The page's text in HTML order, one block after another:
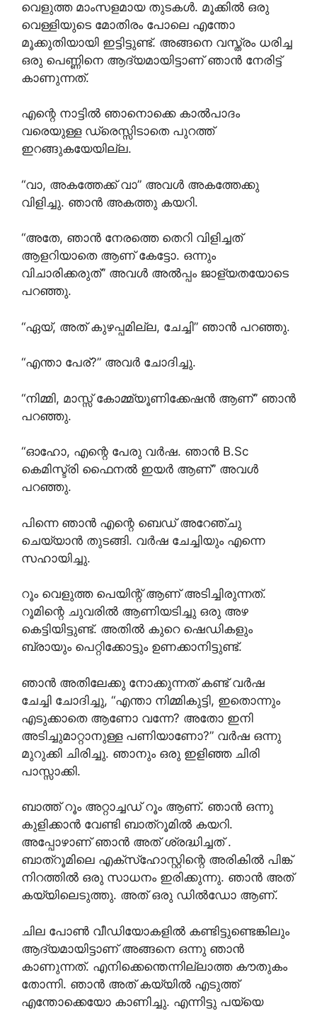
വെളുത്ത മാംസളമായ തുടകൾ. മൂക്കിൽ ഒരു
വെള്ളിയുടെ മോതിരം പോലെ എന്തോ
മൂക്കുതിയായി ഇട്ടിട്ടുണ്ട്. അങ്ങനെ വസ്ത്രം ധരിച്ച
ഒരു പെണ്ണിനെ ആദ്യമായിട്ടാണ് ഞാൻ നേരിട്ട്
കാണുന്നത്.
എന്റെ നാട്ടിൽ ഞാനൊക്കെ കാൽപാദം
വരെയുള്ള ഡ്രെസ്സിടാതെ പുറത്ത്
ഇറങ്ങുകയേയില്ല.
“വാ, അകത്തേക്ക് വാ” അവൾ അകത്തേക്കു
വിളിച്ചു. ഞാൻ അകത്തു കയറി.
“അതേ, ഞാൻ നേരത്തെ തെറി വിളിച്ചത്
ആളറിയാതെ ആണ് കേട്ടോ. ഒന്നും
വിചാരിക്കരുത്” അവൾ അൽപ്പം ജാള്യതയോടെ
പറഞ്ഞു.
“ഏയ്, അത് കുഴപ്പമില്ല, ചേച്ചി” ഞാൻ പറഞ്ഞു.
“എന്താ പേര്?” അവർ ചോദിച്ചു.
“നിമ്മി, മാസ്സ് കോമ്മ്യൂണിക്കേഷൻ ആണ്” ഞാൻ
പറഞ്ഞു.
“ഓഹോ, എന്റെ പേരു വർഷ. ഞാൻ B.Sc
കെമിസ്ട്രി ഫൈനൽ ഇയർ ആണ്” അവൾ
പറഞ്ഞു.
പിന്നെ ഞാൻ എന്റെ ബെഡ് അറേഞ്ചു
ചെയ്യാൻ തുടങ്ങി. വർഷ ചേച്ചിയും എന്നെ
സഹായിച്ചു.
റൂം വെളുത്ത പെയിന്റ് ആണ് അടിച്ചിരുന്നത്.
റൂമിന്റെ ചുവരിൽ ആണിയടിച്ചു ഒരു അഴ
കെട്ടിയിട്ടുണ്ട്. അതിൽ കുറെ ഷെഡികളും
ബ്രായും പെറ്റിക്കോട്ടും ഉണക്കാനിട്ടുണ്ട്.
ഞാൻ അതിലേക്കു നോക്കുന്നത് കണ്ട് വർഷ
ചേച്ചി ചോദിച്ചു, “എന്താ നിമ്മികുട്ടി, ഇതൊന്നും
എടുക്കാതെ ആണോ വന്നേ? അതോ ഇനി
അടിച്ചുമാറ്റാനുള്ള പണിയാണോ?” വർഷ ഒന്നു
മുറുക്കി ചിരിച്ചു. ഞാനും ഒരു ഇളിഞ്ഞ ചിരി
പാസ്സാക്കി.
ബാത്ത് റൂം അറ്റാച്ചഡ് റൂം ആണ്. ഞാൻ ഒന്നു
കുളിക്കാൻ വേണ്ടി ബാത്റൂമിൽ കയറി.
അപ്പോഴാണ് ഞാൻ അത് ശ്രദ്ധിച്ചത് .
ബാത്റൂമിലെ എക്സ്ഹോസ്റ്റിന്റെ അരികിൽ പിങ്ക്
നിറത്തിൽ ഒരു സാധനം ഇരിക്കുന്നു. ഞാൻ അത്
കയ്യിലെടുത്തു. അത് ഒരു ഡിൽഡോ ആണ്.
ചില പോൺ വീഡിയോകളിൽ കണ്ടിട്ടുണ്ടെങ്കിലും
ആദ്യമായിട്ടാണ് അങ്ങനെ ഒന്നു ഞാൻ
കാണുന്നത്. എനിക്കെന്തെന്നില്ലാത്ത കൗതുകം
തോന്നി. ഞാൻ അത് കയ്യിൽ എടുത്ത്
എന്തോക്കെയോ കാണിച്ചു. എന്നിട്ടു പയ്യെ